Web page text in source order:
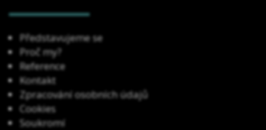
Představujeme se
Proč my?
Reference
Kontakt
Zpracování osobních údajů
Cookies
Soukromí